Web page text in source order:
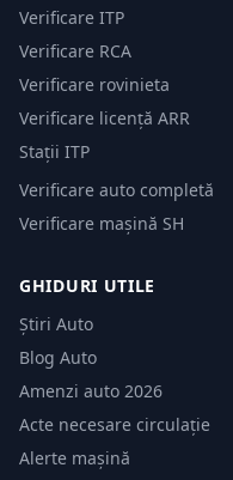
Verificare ITP
Verificare RCA
Verificare rovinieta
Verificare licență ARR
Stații ITP
Verificare auto completă
Verificare mașină SH
GHIDURI UTILE
Știri Auto
Blog Auto
Amenzi auto 2026
Acte necesare circulație
Alerte mașină